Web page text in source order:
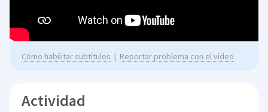
Cómo habilitar subtítulos | Reportar problema con el vídeo
Actividad